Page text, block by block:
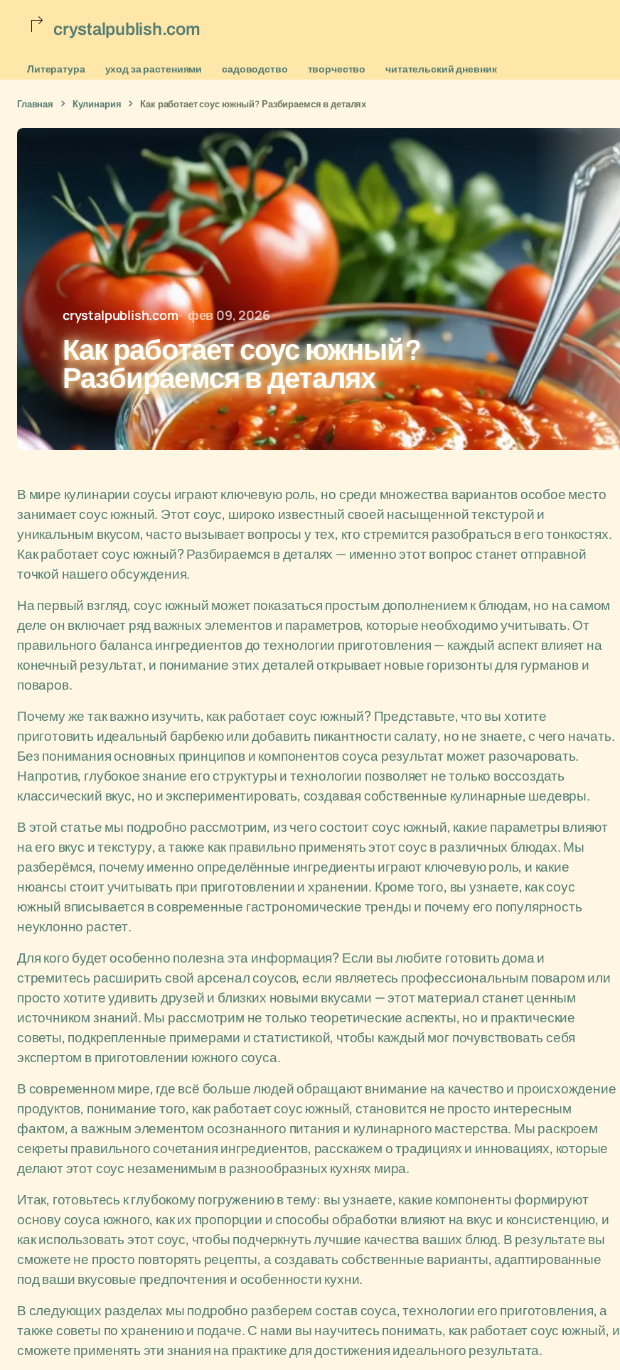
crystalpublish.com
Литература уход за растениями садоводство творчество читательский дневник
Главная Кулинария Как работает соус южный? Разбираемся в деталях
crystalpublish.com фев 09, 2026
Как работает соус южный?
Разбираемся в деталях
В мире кулинарии соусы играют ключевую роль, но среди множества вариантов особое место
занимает соус южный. Этот соус, широко известный своей насыщенной текстурой и
уникальным вкусом, часто вызывает вопросы у тех, кто стремится разобраться в его тонкостях.
Как работает соус южный? Разбираемся в деталях — именно этот вопрос станет отправной
точкой нашего обсуждения.
На первый взгляд, соус южный может показаться простым дополнением к блюдам, но на самом
деле он включает ряд важных элементов и параметров, которые необходимо учитывать. От
правильного баланса ингредиентов до технологии приготовления — каждый аспект влияет на
конечный результат, и понимание этих деталей открывает новые горизонты для гурманов и
поваров.
Почему же так важно изучить, как работает соус южный? Представьте, что вы хотите
приготовить идеальный барбекю или добавить пикантности салату, но не знаете, с чего начать.
Без понимания основных принципов и компонентов соуса результат может разочаровать.
Напротив, глубокое знание его структуры и технологии позволяет не только воссоздать
классический вкус, но и экспериментировать, создавая собственные кулинарные шедевры.
В этой статье мы подробно рассмотрим, из чего состоит соус южный, какие параметры влияют
на его вкус и текстуру, а также как правильно применять этот соус в различных блюдах. Мы
разберёмся, почему именно определённые ингредиенты играют ключевую роль, и какие
нюансы стоит учитывать при приготовлении и хранении. Кроме того, вы узнаете, как соус
южный вписывается в современные гастрономические тренды и почему его популярность
неуклонно растет.
Для кого будет особенно полезна эта информация? Если вы любите готовить дома и
стремитесь расширить свой арсенал соусов, если являетесь профессиональным поваром или
просто хотите удивить друзей и близких новыми вкусами — этот материал станет ценным
источником знаний. Мы рассмотрим не только теоретические аспекты, но и практические
советы, подкрепленные примерами и статистикой, чтобы каждый мог почувствовать себя
экспертом в приготовлении южного соуса.
В современном мире, где всё больше людей обращают внимание на качество и происхождение
продуктов, понимание того, как работает соус южный, становится не просто интересным
фактом, а важным элементом осознанного питания и кулинарного мастерства. Мы раскроем
секреты правильного сочетания ингредиентов, расскажем о традициях и инновациях, которые
делают этот соус незаменимым в разнообразных кухнях мира.
Итак, готовьтесь к глубокому погружению в тему: вы узнаете, какие компоненты формируют
основу соуса южного, как их пропорции и способы обработки влияют на вкус и консистенцию, и
как использовать этот соус, чтобы подчеркнуть лучшие качества ваших блюд. В результате вы
сможете не просто повторять рецепты, а создавать собственные варианты, адаптированные
под ваши вкусовые предпочтения и особенности кухни.
В следующих разделах мы подробно разберем состав соуса, технологии его приготовления, а
также советы по хранению и подаче. С нами вы научитесь понимать, как работает соус южный, и
сможете применять эти знания на практике для достижения идеального результата.